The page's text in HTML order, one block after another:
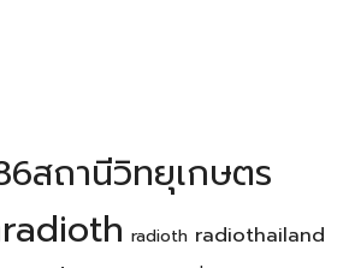
สถานีวิทยุเกษตร
radioth radiothailand